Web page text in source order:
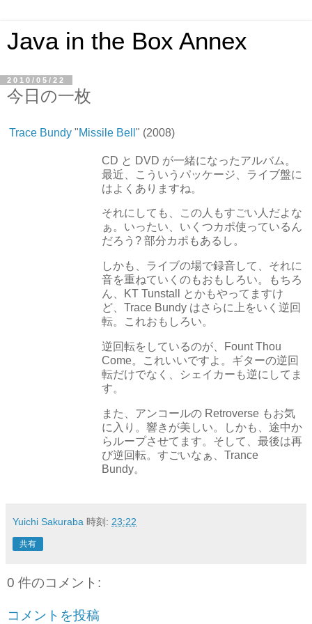
Java in the Box Annex
2010/05/22
今日の一枚
Trace Bundy "Missile Bell " (2008)
CD と DVD が一緒になったアルバム。
最近、こういうパッケージ、ライブ盤に
はよくありますね。
それにしても、この人もすごい人だよな
ぁ。いったい、いくつカポ使っているん
だろう? 部分カポもあるし。
しかも、ライブの場で録音して、それに
音を重ねていくのもおもしろい。もちろ
ん、KT Tunstall とかもやってますけ
ど、Trace Bundy はさらに上をいく逆回
転。これおもしろい。
逆回転をしているのが、Fount Thou
Come。これいいですよ。ギターの逆回
転だけでなく、シェイカーも逆にしてま
す。
また、アンコールの Retroverse もお気
に入り。響きが美しい。しかも、途中か
らループさせてます。そして、最後は再
び逆回転。すごいなぁ、Trance
Bundy。
Yuichi Sakuraba 時刻: 23:22
共有
0 件のコメント:
コメントを投稿